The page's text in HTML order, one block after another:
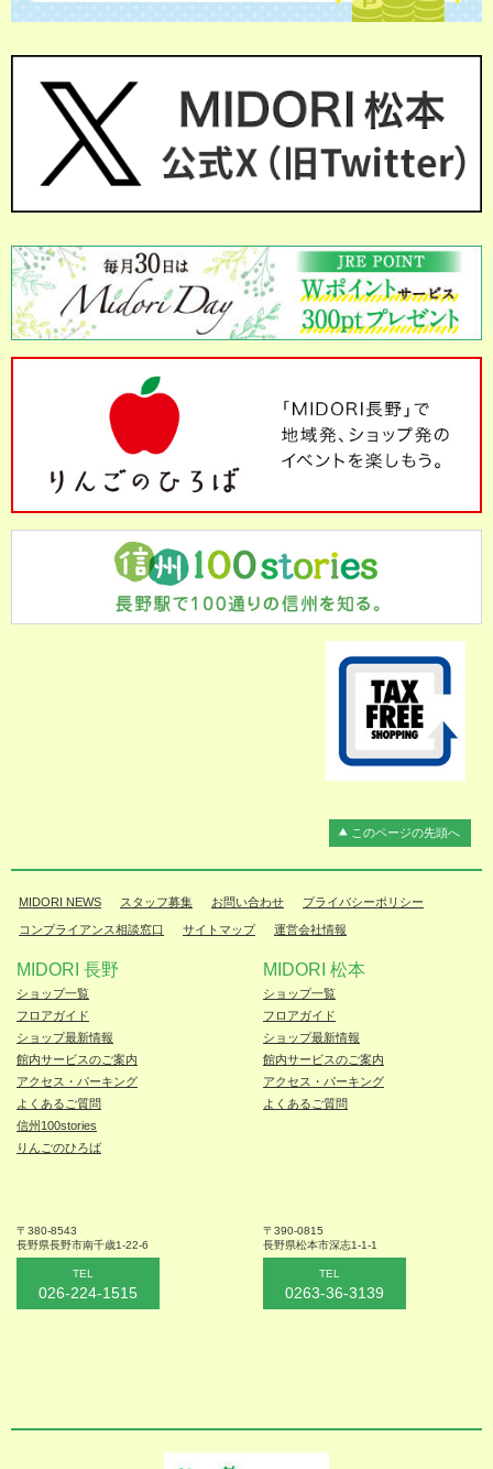
このページの先頭へ
MIDORI NEWS スタッフ募集 お問い合わせ プライバシーポリシー
コンプライアンス相談窓口 サイトマップ 運営会社情報
MIDORI 長野
ショップ一覧
フロアガイド
ショップ最新情報
館内サービスのご案内
アクセス・パーキング
よくあるご質問
信州100stories
りんごのひろば
〒380-8543
長野県長野市南千歳1-22-6
TEL
026-224-1515
MIDORI 松本
ショップ一覧
フロアガイド
ショップ最新情報
館内サービスのご案内
アクセス・パーキング
よくあるご質問
〒390-0815
長野県松本市深志1-1-1
TEL
0263-36-3139